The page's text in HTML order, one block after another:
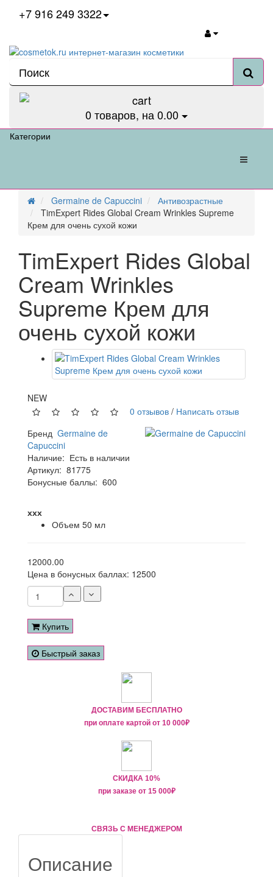
+7 916 249 3322
0товаров, на 0.00
Категории
Germaine de Capuccini
Антивозрастные
TimExpert Rides Global Cream Wrinkles Supreme
Крем для очень сухой кожи
TimExpert Rides Global
Cream Wrinkles
Supreme Крем для
очень сухой кожи
NEW
0 отзывов / Написать отзыв
Бренд Germaine de
Capuccini
Наличие: Есть в наличии
Артикул: 81775
Бонусные баллы: 600
ххх
Объем 50 мл
12000.00
Цена в бонусных баллах: 12500
Купить
Быстрый заказ
ДОСТАВИМ БЕСПЛАТНО
при оплате картой от 10 000₽
СКИДКА 10%
при заказе от 15 000₽
СВЯЗЬ С МЕНЕДЖЕРОМ
Описание